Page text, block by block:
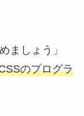
ましょう」
のプログラ